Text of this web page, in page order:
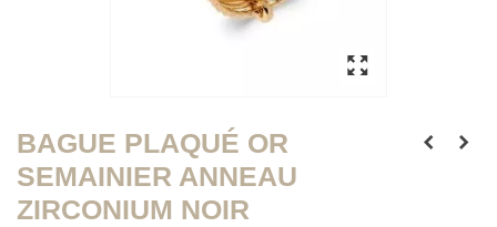
BAGUE PLAQUÉ OR
SEMAINIER ANNEAU
ZIRCONIUM NOIR